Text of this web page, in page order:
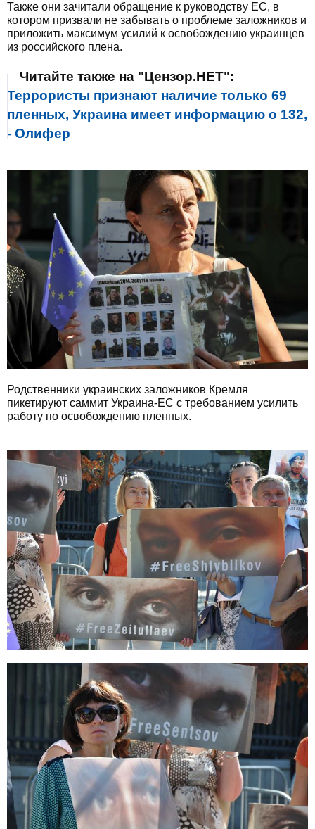
Также они зачитали обращение к руководству ЕС, в
котором призвали не забывать о проблеме заложников и
приложить максимум усилий к освобождению украинцев
из российского плена.
Читайте также на "Цензор.НЕТ":
Террористы признают наличие только 69
пленных, Украина имеет информацию о 132,
- Олифер
Родственники украинских заложников Кремля
пикетируют саммит Украина-ЕС с требованием усилить
работу по освобождению пленных.